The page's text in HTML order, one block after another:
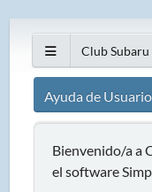
Club Subaru
Ayuda de
Bienvenido/a a
el software